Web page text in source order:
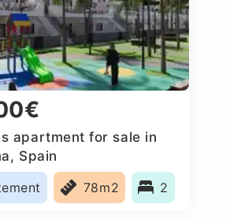
apartment for sale in
Spain
78m2 2